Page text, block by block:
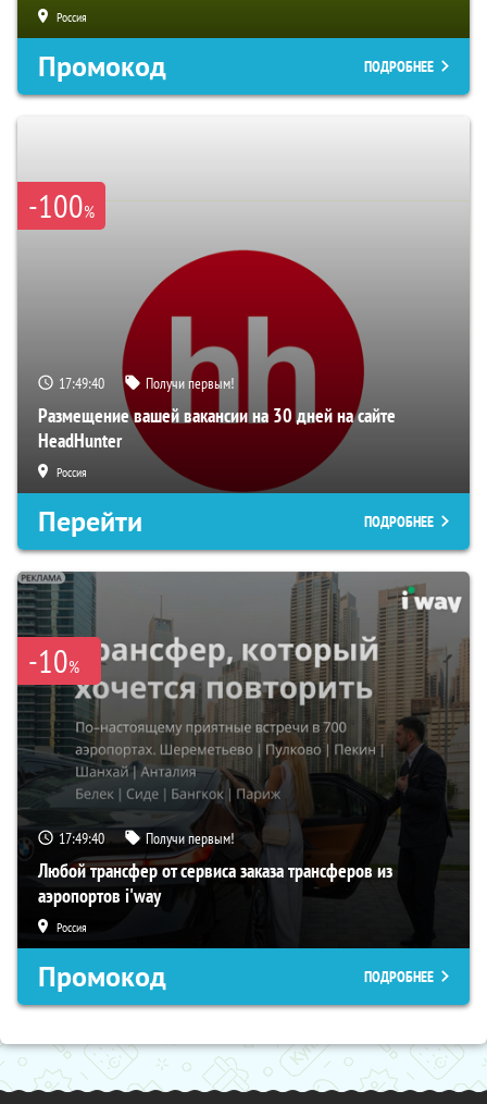
Россия
Промокод ПОДРОБНЕЕ
-100%
17:49:39 Получи первым!
Размещение вашей вакансии на 30 дней на сайте
HeadHunter
Россия
Перейти ПОДРОБНЕЕ
-10%
17:49:39 Получи первым!
Любой трансфер от сервиса заказа трансферов из
аэропортов i'way
Россия
Промокод ПОДРОБНЕЕ